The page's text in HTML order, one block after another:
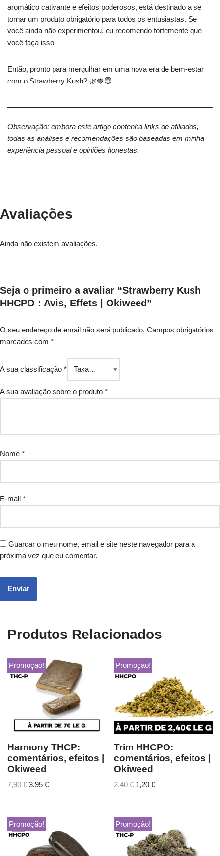
aromático cativante e efeitos poderosos, está destinado a se
tornar um produto obrigatório para todos os entusiastas. Se
você ainda não experimentou, eu recomendo fortemente que
você faça isso.
Então, pronto para mergulhar em uma nova era de bem-estar
com o Strawberry Kush? 🌿🍓😇
Observação: embora este artigo contenha links de afiliados,
todas as análises e recomendações são baseadas em minha
experiência pessoal e opiniões honestas.
Avaliações
Ainda não existem avaliações.
Seja o primeiro a avaliar “Strawberry Kush
HHCPO : Avis, Effets | Okiweed”
O seu endereço de email não será publicado. Campos obrigatórios
marcados com *
A sua classificação *
A sua avaliação sobre o produto *
Nome *
E-mail *
Guardar o meu nome, email e site neste navegador para a
próxima vez que eu comentar.
Produtos Relacionados
Promoção!
Harmony THCP:
comentários, efeitos |
Okiweed
7,90€ 3,95 €
Promoção!
Trim HHCPO:
comentários, efeitos |
Okiweed
2,40€ 1,20€
Promoção! Promoção!